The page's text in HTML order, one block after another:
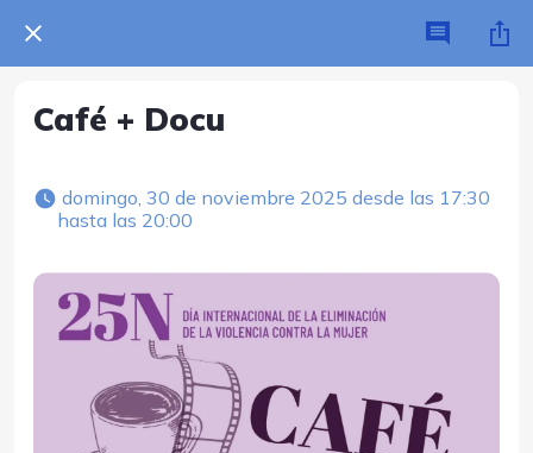
Café + Docu
hasta las 20:00